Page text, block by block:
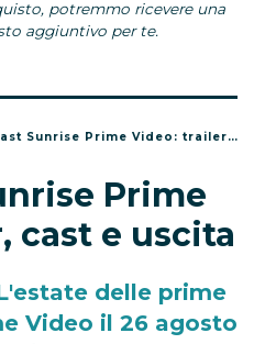
potremmo ricevere una
aggiuntivo per te.
Sunrise Prime Video: trailer, cast e uscita
Prime
cast e uscita
delle prime
Video il 26 agosto